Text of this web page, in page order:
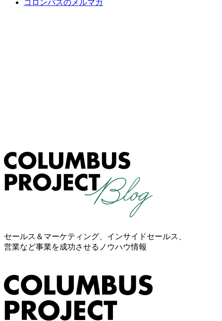
コロンバスのメルマガ
セールス＆マーケティング、インサイドセールス、
営業など事業を成功させるノウハウ情報